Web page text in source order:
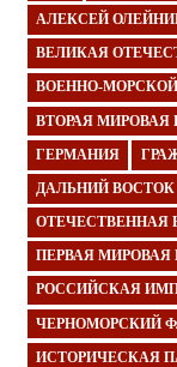
АЛЕКСЕЙ
ВЕЛИКАЯ
ВОЕННО-
ВТОРАЯ МИРОВАЯ
ГЕРМАНИЯ
ДАЛЬНИЙ ВОСТОК
ОТЕЧЕСТВЕННАЯ
ПЕРВАЯ МИРОВАЯ
РОССИЙСКАЯ
ЧЕРНОМОРСКИЙ
ИСТОРИЧЕСКАЯ